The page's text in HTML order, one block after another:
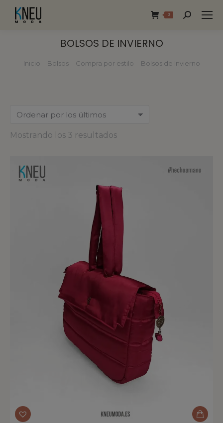
0
BOLSOS DE INVIERNO
Estás aquí:
Inicio Bolsos Compra por estilo Bolsos de Invierno
Mostrando los 3 resultados